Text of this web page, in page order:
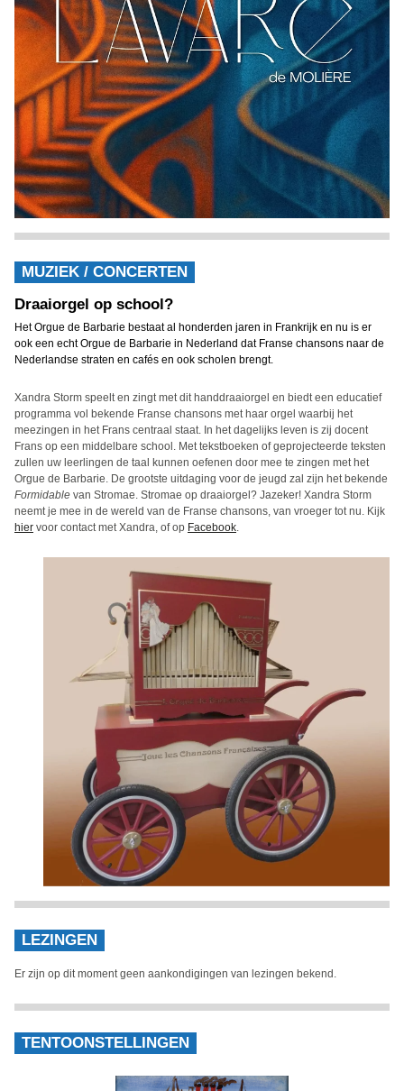
MUZIEK / CONCERTEN
Draaiorgel op school?
Het Orgue de Barbarie bestaat al honderden jaren in Frankrijk en nu is er
ook een echt Orgue de Barbarie in Nederland dat Franse chansons naar de
Nederlandse straten en cafés en ook scholen brengt.
Xandra Storm speelt en zingt met dit handdraaiorgel en biedt een educatief
programma vol bekende Franse chansons met haar orgel waarbij het
meezingen in het Frans centraal staat. In het dagelijks leven is zij docent
Frans op een middelbare school. Met tekstboeken of geprojecteerde teksten
zullen uw leerlingen de taal kunnen oefenen door mee te zingen met het
Orgue de Barbarie. De grootste uitdaging voor de jeugd zal zijn het bekende
Formidable van Stromae. Stromae op draaiorgel? Jazeker! Xandra Storm
neemt je mee in de wereld van de Franse chansons, van vroeger tot nu. Kijk
hier voor contact met Xandra, of op Facebook.
LEZINGEN
Er zijn op dit moment geen aankondigingen van lezingen bekend.
TENTOONSTELLINGEN